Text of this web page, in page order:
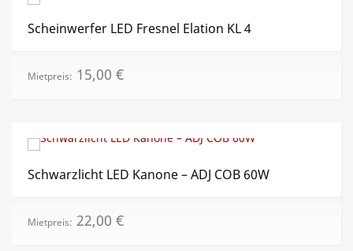
Scheinwerfer LED Fresnel Elation KL 4
Mietpreis: 15,00 €
Schwarzlicht LED Kanone – ADJ COB 60W
Mietpreis: 22,00 €